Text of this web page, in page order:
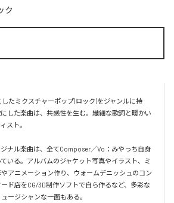
ク
たミクスチャーポップ(ロック)をジャンルに持
した楽曲は、共感性を生む。繊細な歌詞と暖かい
スト。
ナル楽曲は、全てComposer／Vo：みやっち自身
いる。アルバムのジャケット写真やイラスト、ミ
アニメーション作り、ウォームデニッシュのコン
ド店をCG/3D制作ソフトで自ら作るなど、多彩な
ージシャンな一面もある。